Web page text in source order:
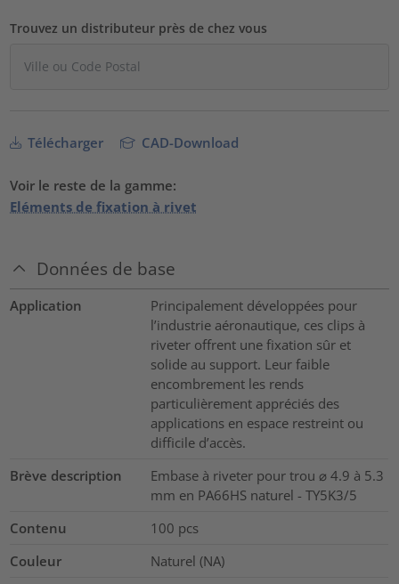
Trouvez un distributeur près de chez vous
Télécharger CAD-Download
Voir le reste de la gamme:
Eléments de fixation à rivet
Données de base
Application
Principalement développées pour
l’industrie aéronautique, ces clips à
riveter offrent une fixation sûr et
solide au support. Leur faible
encombrement les rends
particulièrement appréciés des
applications en espace restreint ou
difficile d’accès.
Brève description
Embase à riveter pour trou ⌀ 4.9 à 5.3
mm en PA66HS naturel - TY5K3/5
Contenu
100 pcs
Couleur
Naturel (NA)